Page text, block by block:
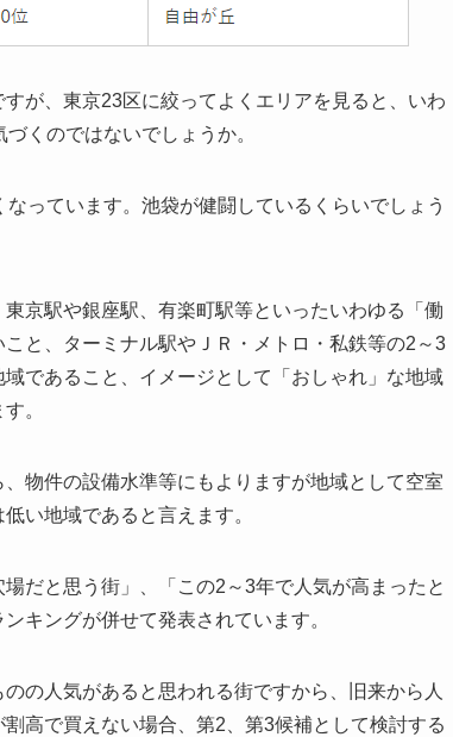
が、東京23区に絞ってよくエリアを見ると、いわ
くのではないでしょうか。
っています。池袋が健闘しているくらいでしょう
京駅や銀座駅、有楽町駅等といったいわゆる「働
と、ターミナル駅やＪＲ・メトロ・私鉄等の2～3
であること、イメージとして「おしゃれ」な地域
。
物件の設備水準等にもよりますが地域として空室
い地域であると言えます。
だと思う街」、「この2～3年で人気が高まったと
キングが併せて発表されています。
の人気があると思われる街ですから、旧来から人
高で買えない場合、第2、第3候補として検討する